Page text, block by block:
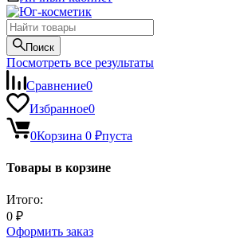
Поиск
Посмотреть все результаты
Сравнение0
Избранное0
0Корзина 0 ₽пуста
Товары в корзине
Итого:
0 ₽
Оформить заказ